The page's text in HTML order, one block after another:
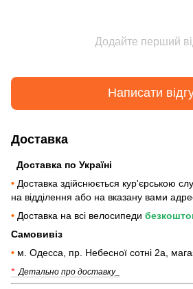
Додайте перший
Написати
Доставка
Доставка по Україні
• Доставка здійснюється кур'єрською
на відділення або на вказану вами
• Доставка на всі велосипеди
Самовивіз
• м. Одесса, пр. Небесної сотні 2а,
* Детально про доставку_